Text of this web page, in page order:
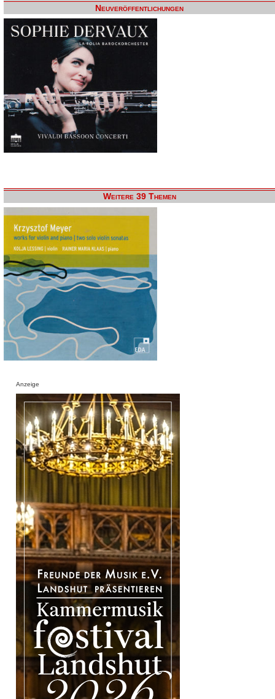
Neuveröffentlichungen
Weitere 39 Themen
Anzeige